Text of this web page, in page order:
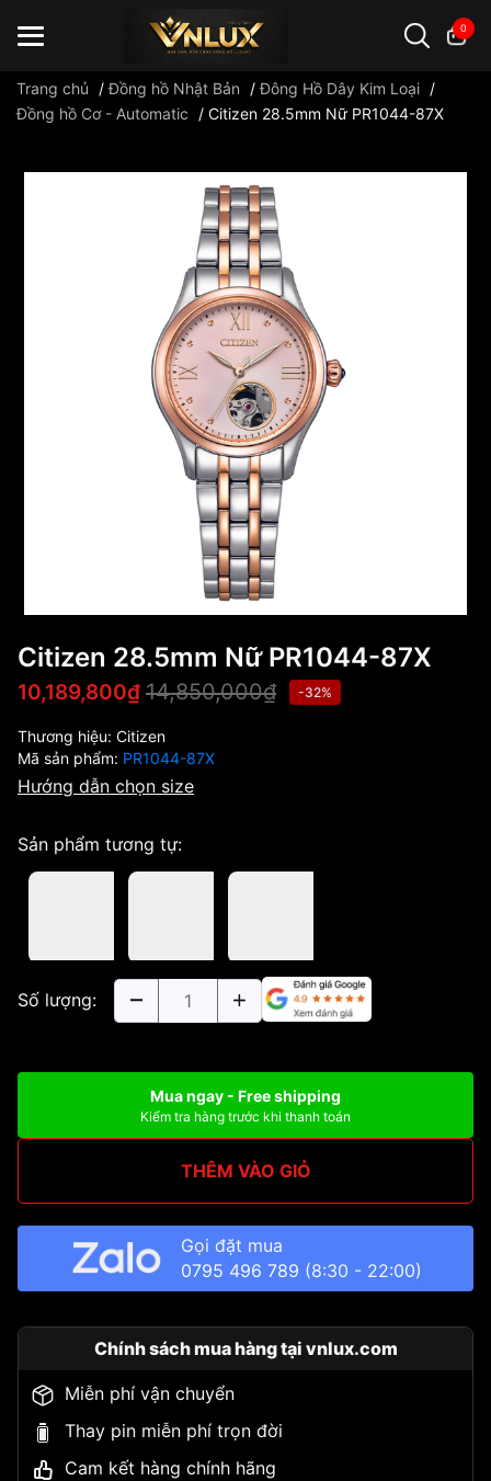
0
Trang chủ /Đồng hồ Nhật Bản /Đông Hồ Dây Kim Loại /
Đồng hồ Cơ - Automatic
/ Citizen 28.5mm Nữ PR1044-87X
Citizen 28.5mm Nữ PR1044-87X
10,189,800₫ 14,850,000₫ -32%
Thương hiệu: Citizen
Mã sản phẩm: PR1044-87X
Hướng dẫn chọn size
Sản phẩm tương tự:
Số lượng:
Mua ngay - Free shipping
Kiểm tra hàng trước khi thanh toán
THÊM VÀO GIỎ
Gọi đặt mua
0795 496 789 (8:30 - 22:00)
Chính sách mua hàng tại vnlux.com
Miễn phí vận chuyển
Thay pin miễn phí trọn đời
Cam kết hàng chính hãng